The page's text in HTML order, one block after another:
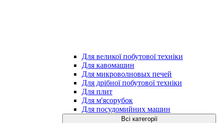
Для великої побутової техніки
Для кавомашин
Для микроволновых печей
Для дрібної побутової техніки
Для плит
Для м'ясорубок
Для посудомийних машин
Всі категорії